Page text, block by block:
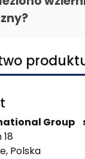
Group
Polska